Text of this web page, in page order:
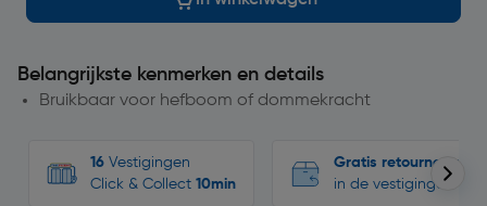
Belangrijkste kenmerken en details
Bruikbaar voor hefboom of dommekracht
16 Vestigingen
Click & Collect 10min
Gratis retourneren
in de vestigingen